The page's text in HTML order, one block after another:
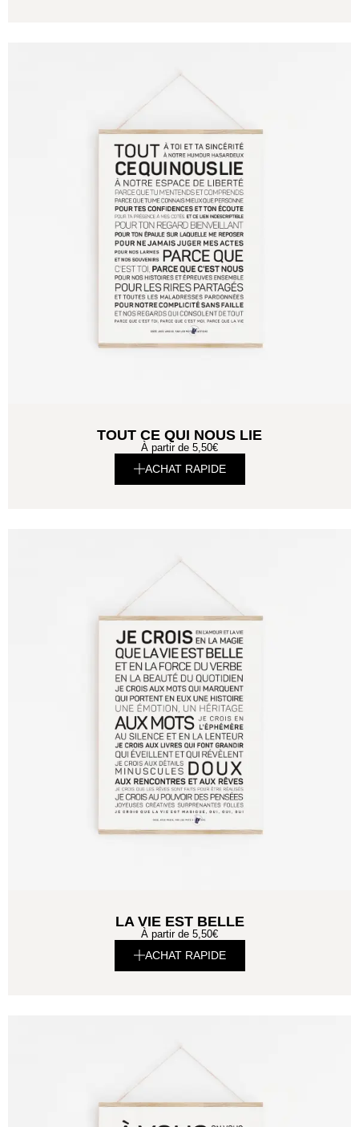
TOUT CE QUI NOUS LIE
À partir de 5,50€
ACHAT RAPIDE
LA VIE EST BELLE
À partir de 5,50€
ACHAT RAPIDE